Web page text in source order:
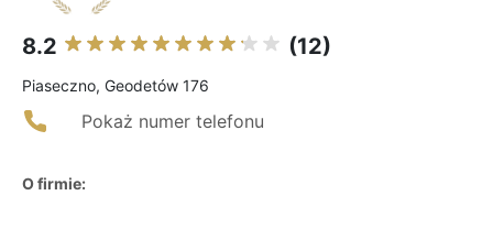
8.2 (12)
Piaseczno, Geodetów 176
Pokaż numer telefonu
O firmie: